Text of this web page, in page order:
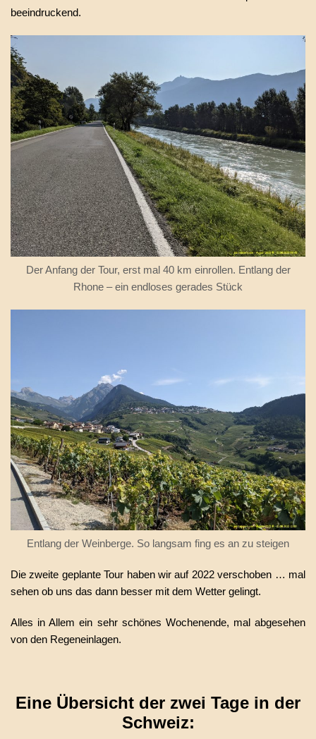
beeindruckend.
Der Anfang der Tour, erst mal 40 km einrollen. Entlang der
Rhone – ein endloses gerades Stück
Entlang der Weinberge. So langsam fing es an zu steigen
Die zweite geplante Tour haben wir auf 2022 verschoben … mal
sehen ob uns das dann besser mit dem Wetter gelingt.
Alles in Allem ein sehr schönes Wochenende, mal abgesehen
von den Regeneinlagen.
Eine Übersicht der zwei Tage in der
Schweiz: